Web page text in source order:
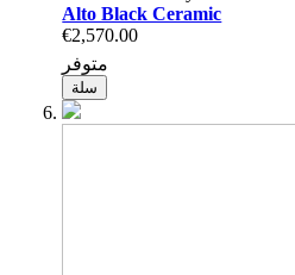
Alto Black Ceramic
€2,570.00
متوفر
سلة